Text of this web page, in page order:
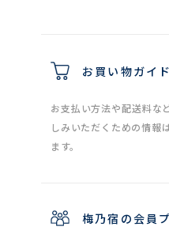
お買い物ガイド
お支払い方法や配送料な
しみいただくための情報
ます。
梅乃宿の会員